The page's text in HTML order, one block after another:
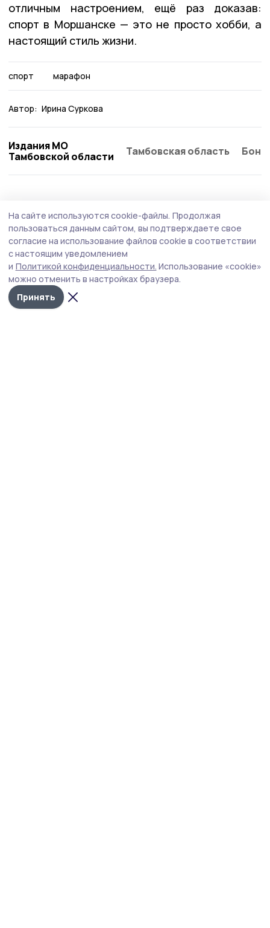
отличным настроением, ещё раз доказав:
спорт в Моршанске — это не просто хобби, а
настоящий стиль жизни.
спорт марафон
Автор: Ирина Суркова
Издания МО
Тамбовской области
Тамбовская область
Звезда мирового уровня проведёт мастер-
класс на «Моршанском Соколе»
Роман Власов — один из самых титулованных борцов
современности.
На сайте используются cookie-файлы. Продолжая
пользоваться данным сайтом, вы подтверждаете свое
согласие на использование файлов cookie в соответствии
с настоящим уведомлением
и Политикой конфиденциальности. Использование «cookie»
можно отменить в настройках браузера.
Принять